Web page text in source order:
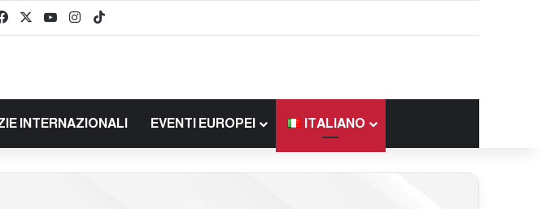
FacebookYou TubeInstagram
INTERNAZIONALI EVENTI EUROPEI ITALIANO